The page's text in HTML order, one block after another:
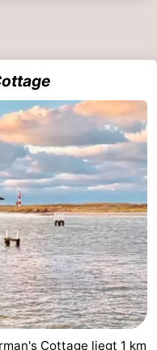
Cottage liegt 1 km